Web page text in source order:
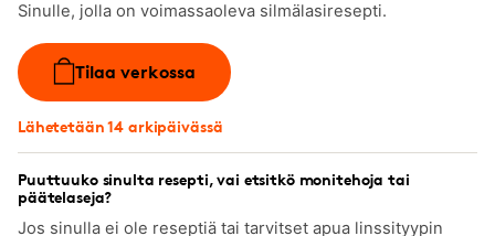
Sinulle, jolla on voimassaoleva silmälasiresepti.
Tilaa verkossa
Lähetetään 14 arkipäivässä
Puuttuuko sinulta resepti, vai etsitkö monitehoja tai
päätelaseja?
Jos sinulla ei ole reseptiä tai tarvitset apua linssityypin